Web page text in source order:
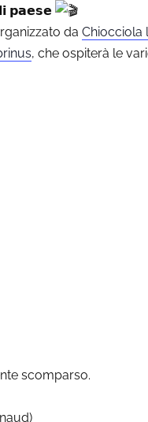
𝗽𝗮𝗲𝘀𝗲
da Chiocciola
, che ospiterà le
scomparso.